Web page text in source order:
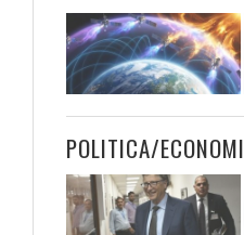
POLITICA/